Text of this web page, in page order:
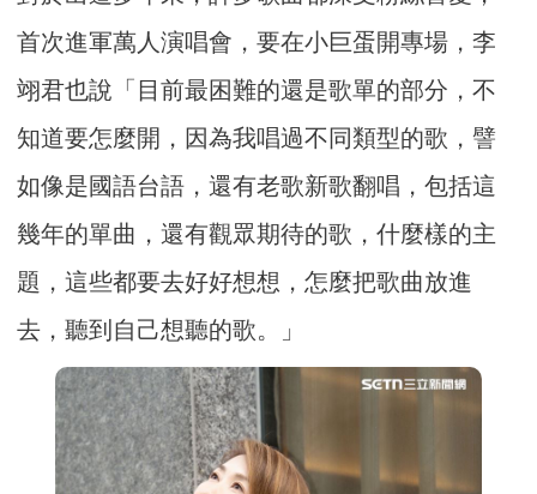
首次進軍萬人演唱會，要在小巨蛋開專場，李
翊君也說「目前最困難的還是歌單的部分，不
知道要怎麼開，因為我唱過不同類型的歌，譬
如像是國語台語，還有老歌新歌翻唱，包括這
幾年的單曲，還有觀眾期待的歌，什麼樣的主
題，這些都要去好好想想，怎麼把歌曲放進
去，聽到自己想聽的歌。」